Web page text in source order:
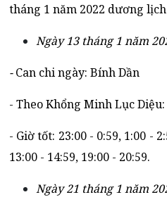
tháng 1 năm 2022 dương
Ngày 13 tháng 1 năm
-Can chi ngày: Bính Dần
- Theo Khổng Minh Lục
- Giờ tốt: 23:00 - 0:59, 1:00 -
13:00 - 14:59, 19:00 - 20:59.
Ngày 21 tháng 1 năm